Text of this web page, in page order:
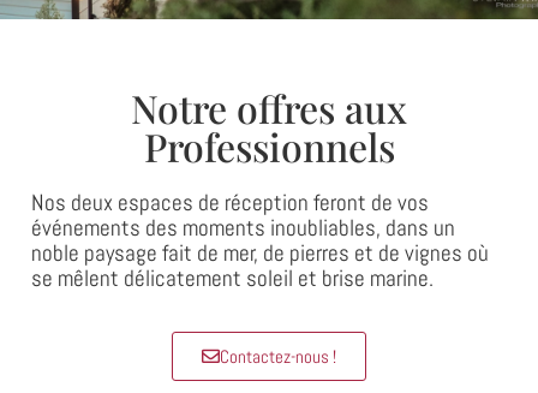
Notre offres aux
Professionnels
Nos deux espaces de réception feront de vos
événements des moments inoubliables, dans un
noble paysage fait de mer, de pierres et de vignes où
se mêlent délicatement soleil et brise marine.
Contactez-nous !